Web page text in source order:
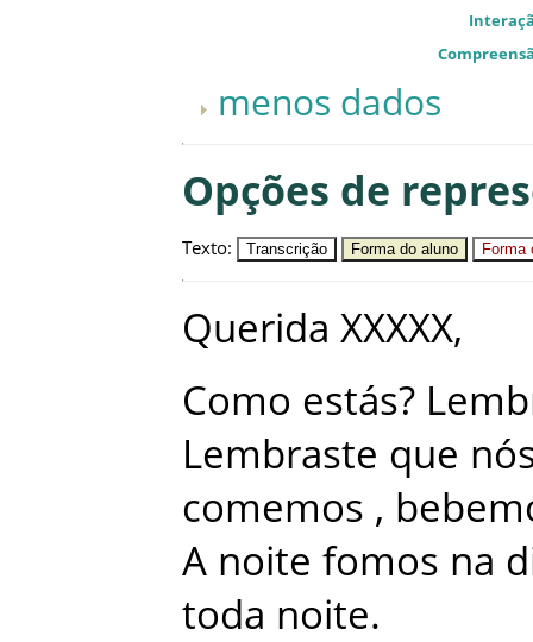
menos dados
Opções de
Texto: Transcrição Forma do aluno Forma
Querida XXXXX,
Como estás?
Lembraste que
comemos ,
A noite fomos na
toda noite.